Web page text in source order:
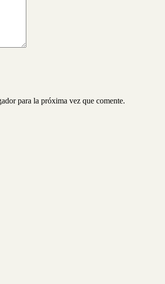
para la próxima vez que comente.